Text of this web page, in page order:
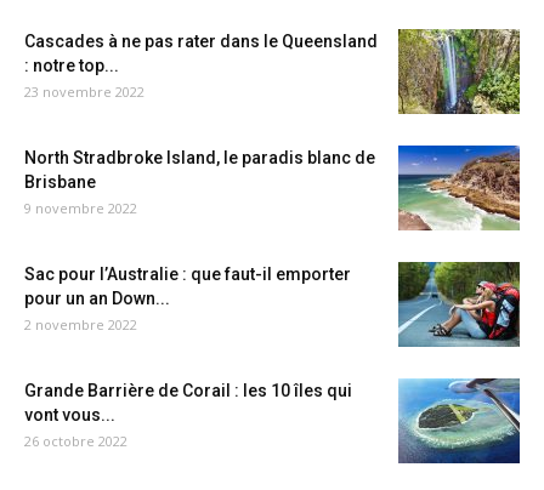
Cascades à ne pas rater dans le Queensland
: notre top...
23 novembre 2022
North Stradbroke Island, le paradis blanc de
Brisbane
9 novembre 2022
Sac pour l’Australie : que faut-il emporter
pour un an Down...
2 novembre 2022
Grande Barrière de Corail : les 10 îles qui
vont vous...
26 octobre 2022